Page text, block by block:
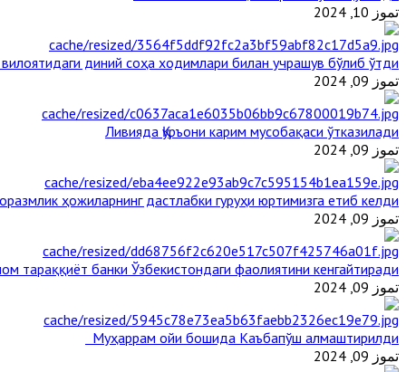
تموز 10, 2024
диний соҳа ходимлари билан учрашув бўлиб ўтди
تموز 09, 2024
Ливияда Қуръони карим мусобақаси ўтказилади
تموز 09, 2024
ҳожиларнинг дастлабки гуруҳи юртимизга етиб келди
تموز 09, 2024
тараққиёт банки Ўзбекистондаги фаолиятини кенгайтиради
تموز 09, 2024
Муҳаррам ойи бошида Каъбапўш алмаштирилди
تموز 09, 2024